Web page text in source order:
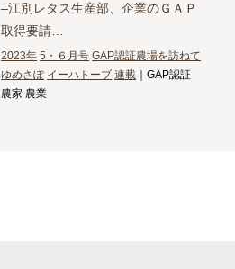
–江別レタス生産部、企業のＧＡＰ
取得要請…
2023年 5・６月号 GAP認証農場を訪ねて
ゆめさぽ イーハトーブ 連載 ｜GAP認証
農家 農業